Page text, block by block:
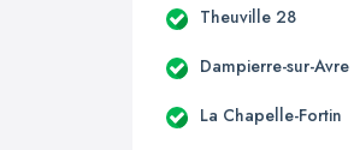
Theuville 28
Dampierre-sur-Avre
La Chapelle-Fortin